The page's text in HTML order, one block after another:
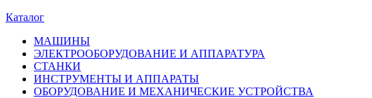
Каталог
МАШИНЫ
ЭЛЕКТРООБОРУДОВАНИЕ И АППАРАТУРА
СТАНКИ
ИНСТРУМЕНТЫ И АППАРАТЫ
ОБОРУДОВАНИЕ И МЕХАНИЧЕСКИЕ УСТРОЙСТВА